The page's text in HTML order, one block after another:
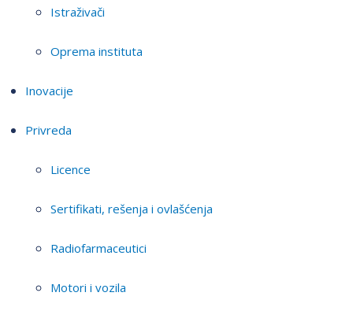
Istraživači
Oprema instituta
Inovacije
Privreda
Licence
Sertifikati, rešenja i ovlašćenja
Radiofarmaceutici
Motori i vozila